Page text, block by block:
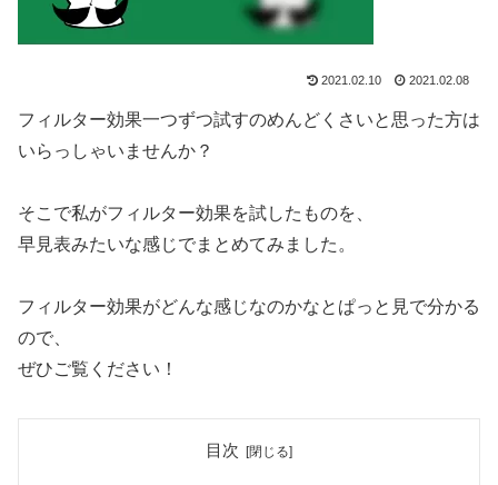
2021.02.10 2021.02.08
フィルター効果一つずつ試すのめんどくさいと思った方は
いらっしゃいませんか？
そこで私がフィルター効果を試したものを、
早見表みたいな感じでまとめてみました。
フィルター効果がどんな感じなのかなとぱっと見で分かる
ので、
ぜひご覧ください！
目次